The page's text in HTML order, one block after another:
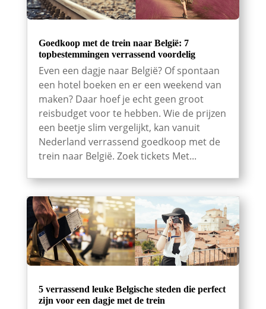
Goedkoop met de trein naar België: 7
topbestemmingen verrassend voordelig
Even een dagje naar België? Of spontaan
een hotel boeken en er een weekend van
maken? Daar hoef je echt geen groot
reisbudget voor te hebben. Wie de prijzen
een beetje slim vergelijkt, kan vanuit
Nederland verrassend goedkoop met de
trein naar België. Zoek tickets Met...
5 verrassend leuke Belgische steden die perfect
zijn voor een dagje met de trein